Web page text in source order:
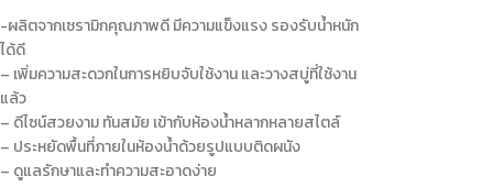
-ผลิตจากเซรามิกคุณภาพดี มีความแข็งแรง รองรับน้ำหนัก
ได้ดี
– เพิ่มความสะดวกในการหยิบจับใช้งาน และวางสบู่ที่ใช้งาน
แล้ว
– ดีไซน์สวยงาม ทันสมัย เข้ากับห้องน้ำหลากหลายสไตล์
– ประหยัดพื้นที่ภายในห้องน้ำด้วยรูปแบบติดผนัง
– ดูแลรักษาและทำความสะอาดง่าย